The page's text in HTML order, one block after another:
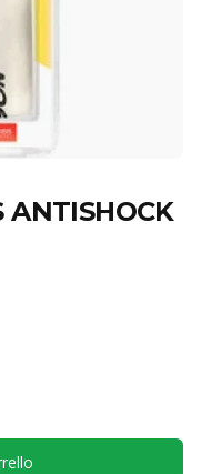
ANTISHOCK